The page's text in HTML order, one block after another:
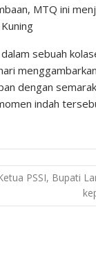
MTQ ini
sebuah
dengan
indah
PSSI, Bupati